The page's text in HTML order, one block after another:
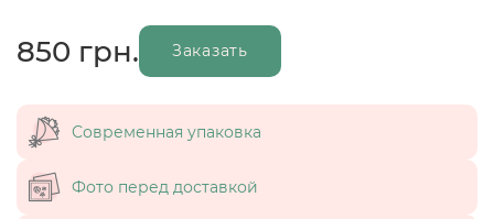
850 грн. Заказать
Современная упаковка
Фото перед доставкой